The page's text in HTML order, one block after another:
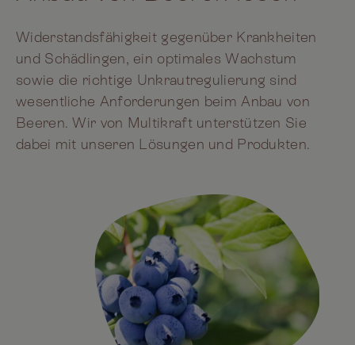
Widerstandsfähigkeit gegenüber Krankheiten
und Schädlingen, ein optimales Wachstum
sowie die richtige Unkrautregulierung sind
wesentliche Anforderungen beim Anbau von
Beeren. Wir von Multikraft unterstützen Sie
dabei mit unseren Lösungen und Produkten.